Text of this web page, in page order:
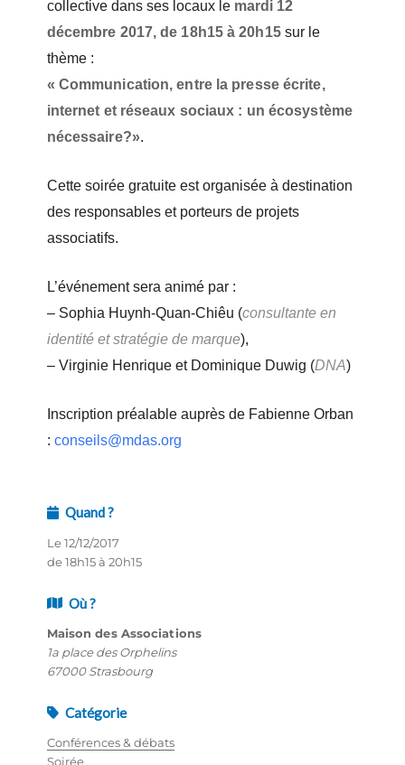
collective dans ses locaux le mardi 12
décembre 2017, de 18h15à 20h15sur le
thème :
« Communication, entre la presse écrite,
internet et réseaux sociaux : un écosystème
nécessaire?».
Cette soirée gratuite est organisée à destination
des responsables et porteurs de projets
associatifs.
L’événement sera animé par :
– Sophia Huynh-Quan-Chiêu (consultante en
identité et stratégie de marque),
– Virginie Henrique et Dominique Duwig (DNA)
Inscription préalable auprès de Fabienne Orban
: conseils@mdas.org
Quand ?
Le 12/12/2017
de 18h15 à 20h15
Où ?
Maison des Associations
1a place des Orphelins
67000 Strasbourg
Catégorie
Conférences & débats
Soirée